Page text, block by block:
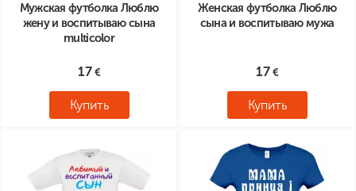
Мужская футболка Люблю
жену и воспитываю сына
multicolor
17
Купить
Женская футболка Люблю
сына и воспитываю мужа
17
Купить